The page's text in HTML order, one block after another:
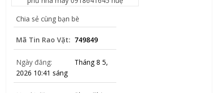
Chia sẻ cùng bạn bè
Mã Tin Rao Vặt: 749849
Ngày đăng:
Tháng 8 5,
2026 10:41 sáng